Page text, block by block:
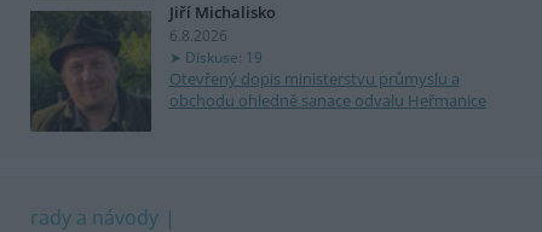
Jiří Michalisko
6.8.2026
Diskuse: 19
Otevřený dopis ministerstvu průmyslu a
obchodu ohledně sanace odvalu Heřmanice
rady a návody